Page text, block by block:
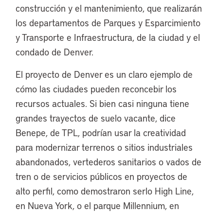
construcción y el mantenimiento, que realizarán
los departamentos de Parques y Esparcimiento
y Transporte e Infraestructura, de la ciudad y el
condado de Denver.
El proyecto de Denver es un claro ejemplo de
cómo las ciudades pueden reconcebir los
recursos actuales. Si bien casi ninguna tiene
grandes trayectos de suelo vacante, dice
Benepe, de TPL, podrían usar la creatividad
para modernizar terrenos o sitios industriales
abandonados, vertederos sanitarios o vados de
tren o de servicios públicos en proyectos de
alto perfil, como demostraron serlo High Line,
en Nueva York, o el parque Millennium, en